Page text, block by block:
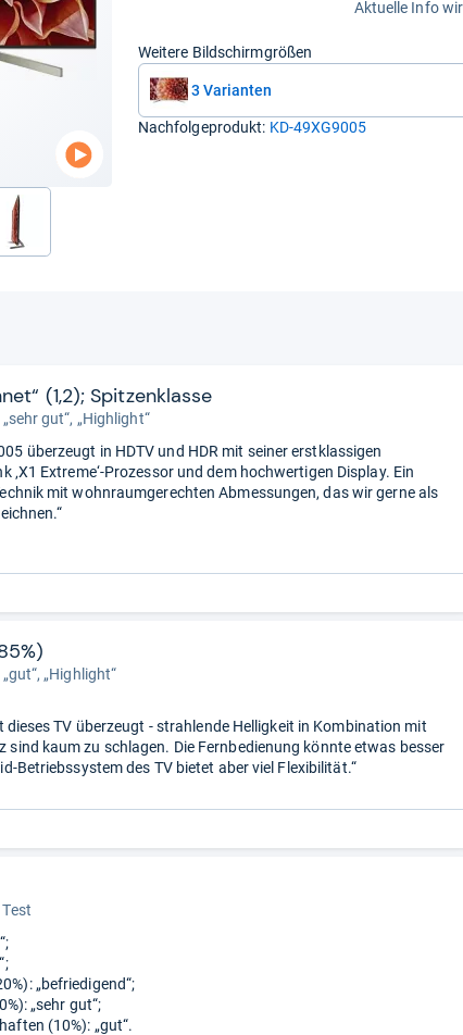
Aktuelle Info
Weitere Bildschirmgrößen
3 Varianten
Nachfolgeprodukt: KD-49XG9005
(1,2); Spitzenklasse
gut“, „Highlight“
überzeugt in HDTV und HDR mit seiner erstklassigen
‚X1 Extreme‘-Prozessor und dem hochwertigen Display. Ein
mit wohnraumgerechten Abmessungen, das wir gerne als
„Highlight“
dieses TV überzeugt - strahlende Helligkeit in Kombination mit
sind kaum zu schlagen. Die Fernbedienung könnte etwas besser
Betriebssystem des TV bietet aber viel Flexibilität.“
„befriedigend“;
„sehr gut“;
(10%): „gut“.